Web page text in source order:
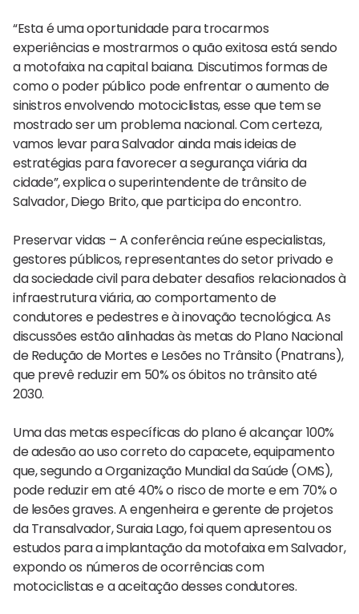
“Esta é uma oportunidade para trocarmos
experiências e mostrarmos o quão exitosa está sendo
a motofaixa na capital baiana. Discutimos formas de
como o poder público pode enfrentar o aumento de
sinistros envolvendo motociclistas, esse que tem se
mostrado ser um problema nacional. Com certeza,
vamos levar para Salvador ainda mais ideias de
estratégias para favorecer a segurança viária da
cidade”, explica o superintendente de trânsito de
Salvador, Diego Brito, que participa do encontro.
Preservar vidas – A conferência reúne especialistas,
gestores públicos, representantes do setor privado e
da sociedade civil para debater desafios relacionados à
infraestrutura viária, ao comportamento de
condutores e pedestres e à inovação tecnológica. As
discussões estão alinhadas às metas do Plano Nacional
de Redução de Mortes e Lesões no Trânsito (Pnatrans),
que prevê reduzir em 50% os óbitos no trânsito até
2030.
Uma das metas específicas do plano é alcançar 100%
de adesão ao uso correto do capacete, equipamento
que, segundo a Organização Mundial da Saúde (OMS),
pode reduzir em até 40% o risco de morte e em 70% o
de lesões graves. A engenheira e gerente de projetos
da Transalvador, Suraia Lago, foi quem apresentou os
estudos para a implantação da motofaixa em Salvador,
expondo os números de ocorrências com
motociclistas e a aceitação desses condutores.